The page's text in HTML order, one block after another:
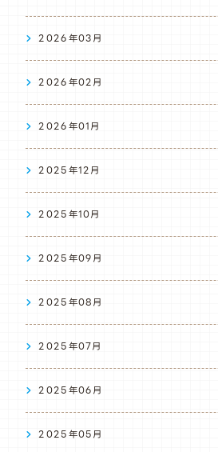
2026年03月
2026年02月
2026年01月
2025年12月
2025年10月
2025年09月
2025年08月
2025年07月
2025年06月
2025年05月